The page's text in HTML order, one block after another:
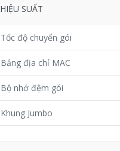
HIỆU SUẤT
Tốc độ chuyển gói
Bảng địa chỉ MAC
Bộ nhớ đệm gói
Khung Jumbo